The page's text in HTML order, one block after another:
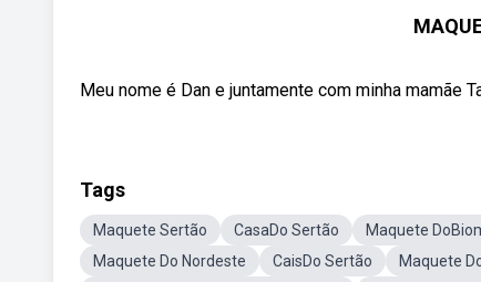
Meu nome é Dan e juntamente com minha mamãe
Tags
Maquete Sertão CasaDo Sertão Maquete
Maquete Do Nordeste
CaisDo Sertão Maquete